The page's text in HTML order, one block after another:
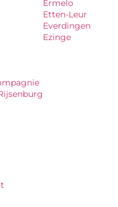
Ermelo
Etten-Leur
Everdingen
Ezinge